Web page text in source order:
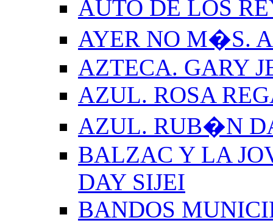
AUTO DE LOS
AYER NO M�S.
AZTECA. GARY
AZUL. ROSA
AZUL. RUB�N
BALZAC Y LA
DAY SIJEI
BANDOS